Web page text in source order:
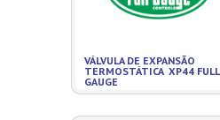
VÁLVULA DE EXPANSÃO
TERMOSTÁTICA XP44 FULL
GAUGE